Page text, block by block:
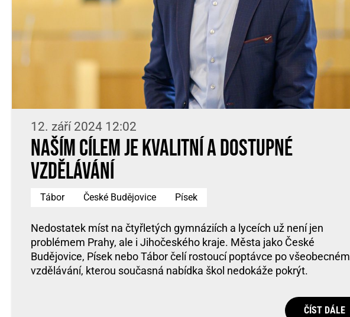
12. září 2024 12:02
Naším cílem je kvalitní a dostupné
vzdělávání
Tábor České Budějovice Písek
Nedostatek míst na čtyřletých gymnáziích a lyceích už není jen
problémem Prahy, ale i Jihočeského kraje. Města jako České
Budějovice, Písek nebo Tábor čelí rostoucí poptávce po všeobecném
vzdělávání, kterou současná nabídka škol nedokáže pokrýt.
ČÍST DÁLE